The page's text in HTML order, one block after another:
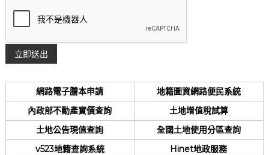
網路電子謄本申請
地籍圖資網路便民系統
內政部不動產實價查詢
土地增值稅試算
土地公告現值查詢
全國土地使用分區查詢
v523地籍查詢系統
Hinet地政服務